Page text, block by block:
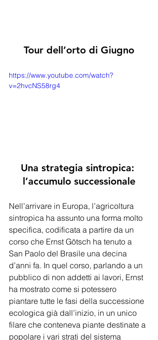
Tour dell’orto di Giugno
https://www.youtube.com/watch?
v=2hvcNS58rg4
Una strategia sintropica:
l’accumulo successionale
Nell’arrivare in Europa, l’agricoltura
sintropica ha assunto una forma molto
specifica, codificata a partire da un
corso che Ernst Götsch ha tenuto a
San Paolo del Brasile una decina
d’anni fa. In quel corso, parlando a un
pubblico di non addetti ai lavori, Ernst
ha mostrato come si potessero
piantare tutte le fasi della successione
ecologica già dall’inizio, in un unico
filare che conteneva piante destinate a
popolare i vari strati del sistema